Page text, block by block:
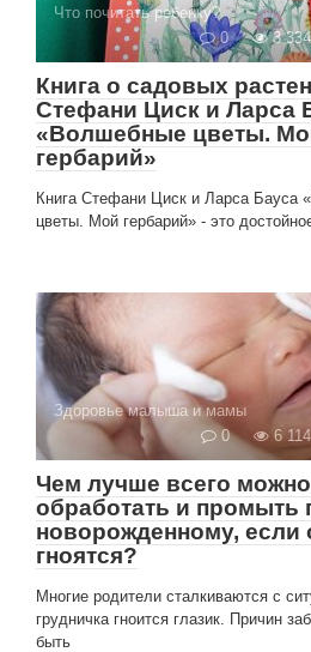
Что почитать ребенку?
0
3
Книга о садовых
Стефани Циск и Ларса
«Волшебные цветы.
гербарий»
Книга Стефани Циск и Ларса Бауса
цветы. Мой гербарий» - это
Здоровье малыша и мамы
0
6
Чем лучше всего можно
обработать и промыть
новорожденному, если
гноятся?
Многие родители сталкиваются с
грудничка гноится глазик. Причин
быть